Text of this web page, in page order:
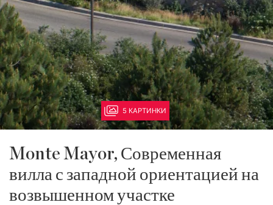
5 КАРТИНКИ
Monte Mayor, Современная
вилла с западной ориентацией на
возвышенном участке